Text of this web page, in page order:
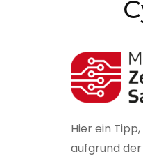
Hier ein
aufgrund